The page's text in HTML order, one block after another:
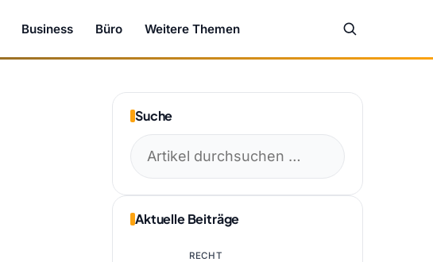
Business Büro Weitere Themen
Suche
Aktuelle Beiträge
RECHT